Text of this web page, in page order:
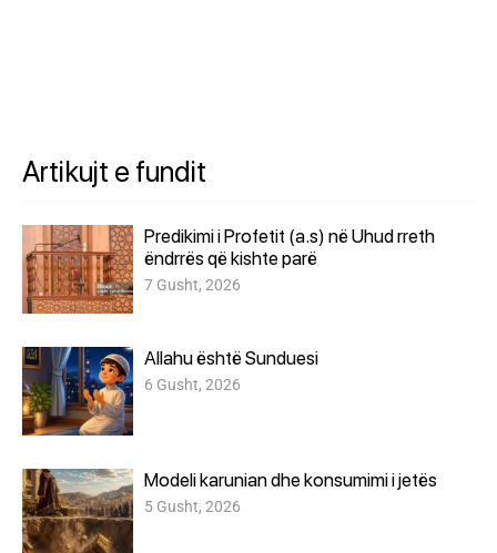
Artikujt e fundit
Predikimi i Profetit (a.s) në Uhud rreth
ëndrrës që kishte parë
7 Gusht, 2026
Allahu është Sunduesi
6 Gusht, 2026
Modeli karunian dhe konsumimi i jetës
5 Gusht, 2026